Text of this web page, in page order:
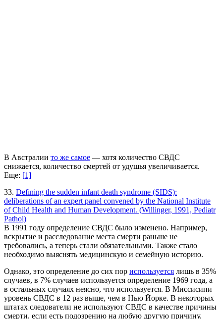
В Австралии то же самое — хотя количество СВДС
снижается, количество смертей от удушья увеличивается.
Еще: [1]
33. Defining the sudden infant death syndrome (SIDS):
deliberations of an expert panel convened by the National Institute
of Child Health and Human Development. (Willinger, 1991, Pediatr
Pathol)
В 1991 году определение СВДС было изменено. Например,
вскрытие и расследование места смерти раньше не
требовались, а теперь стали обязательными. Также стало
необходимо выяснять медицинскую и семейную историю.
Однако, это определение до сих пор используется лишь в 35%
случаев, в 7% случаев используется определение 1969 года, а
в остальных случаях неясно, что используется. В Миссисипи
уровень СВДС в 12 раз выше, чем в Нью Йорке. В некоторых
штатах следователи не используют СВДС в качестве причины
смерти, если есть подозрению на любую другую причину.